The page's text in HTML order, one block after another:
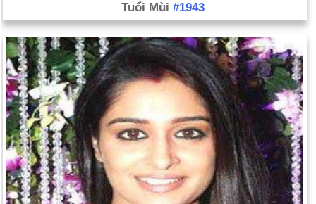
Tuổi Mùi #1943